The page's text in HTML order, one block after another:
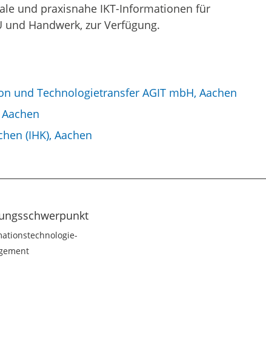
und praxisnahe IKT-Informationen für
Handwerk, zur Verfügung.
und Technologietransfer AGIT mbH, Aachen
(IHK), Aachen